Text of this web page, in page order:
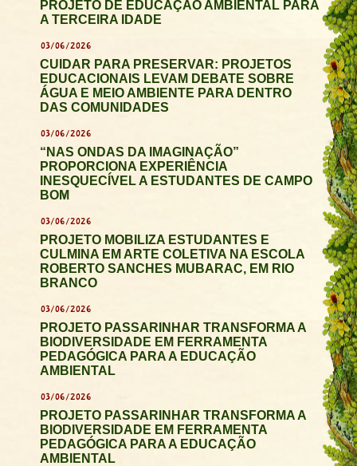
PROJETO DE EDUCAÇÃO AMBIENTAL PARA
A TERCEIRA IDADE
03/06/2026
CUIDAR PARA PRESERVAR: PROJETOS
EDUCACIONAIS LEVAM DEBATE SOBRE
ÁGUA E MEIO AMBIENTE PARA DENTRO
DAS COMUNIDADES
03/06/2026
“NAS ONDAS DA IMAGINAÇÃO”
PROPORCIONA EXPERIÊNCIA
INESQUECÍVEL A ESTUDANTES DE CAMPO
BOM
03/06/2026
PROJETO MOBILIZA ESTUDANTES E
CULMINA EM ARTE COLETIVA NA ESCOLA
ROBERTO SANCHES MUBARAC, EM RIO
BRANCO
03/06/2026
PROJETO PASSARINHAR TRANSFORMA A
BIODIVERSIDADE EM FERRAMENTA
PEDAGÓGICA PARA A EDUCAÇÃO
AMBIENTAL
03/06/2026
PROJETO PASSARINHAR TRANSFORMA A
BIODIVERSIDADE EM FERRAMENTA
PEDAGÓGICA PARA A EDUCAÇÃO
AMBIENTAL